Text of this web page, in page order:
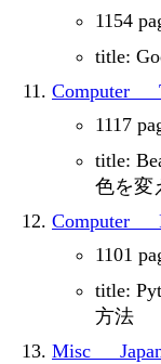
1154
title:
1117
title:
色を変
1101
title:
方法